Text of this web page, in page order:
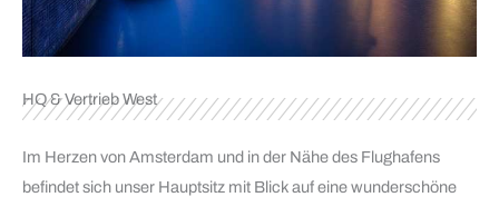
HQ & Vertrieb West
Im Herzen von Amsterdam und in der Nähe des Flughafens
befindet sich unser Hauptsitz mit Blick auf eine wunderschöne